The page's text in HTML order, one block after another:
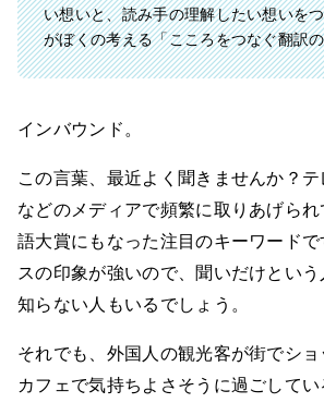
い想いと、読み手の理解したい想いを
がぼくの考える「こころをつなぐ翻訳
インバウンド。
この言葉、最近よく聞きませんか？
などのメディアで頻繁に取りあげら
語大賞にもなった注目のキーワード
スの印象が強いので、聞いだけという
知らない人もいるでしょう。
それでも、外国人の観光客が街でシ
カフェで気持ちよさそうに過ごして